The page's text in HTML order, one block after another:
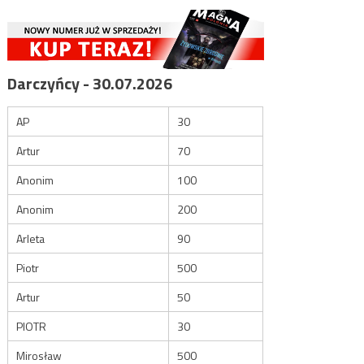
Darczyńcy - 30.07.2026
AP
30
Artur
70
Anonim
100
Anonim
200
Arleta
90
Piotr
500
Artur
50
PIOTR
30
Mirosław
500